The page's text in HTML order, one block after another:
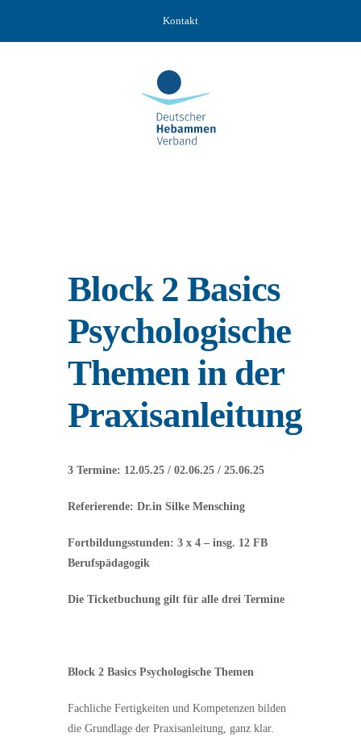
Kontakt
Block 2 Basics
Psychologische
Themen in der
Praxisanleitung
3 Termine: 12.05.25 / 02.06.25 / 25.06.25
Referierende: Dr.in Silke Mensching
Fortbildungsstunden: 3 x 4 – insg. 12 FB
Berufspädagogik
Die Ticketbuchung gilt für alle drei Termine
Block 2 Basics Psychologische Themen
Fachliche Fertigkeiten und Kompetenzen bilden
die Grundlage der Praxisanleitung, ganz klar.